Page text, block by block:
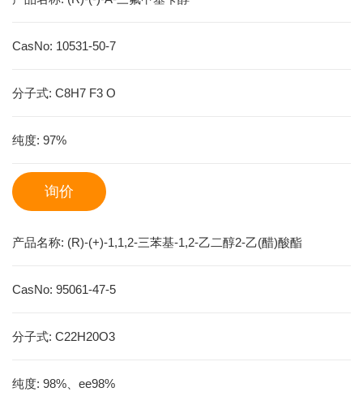
CasNo: 10531-50-7
分子式: C8H7 F3 O
纯度: 97%
询价
产品名称: (R)-(+)-1,1,2-三苯基-1,2-乙二醇2-乙(醋)酸酯
CasNo: 95061-47-5
分子式: C22H20O3
纯度: 98%、ee98%